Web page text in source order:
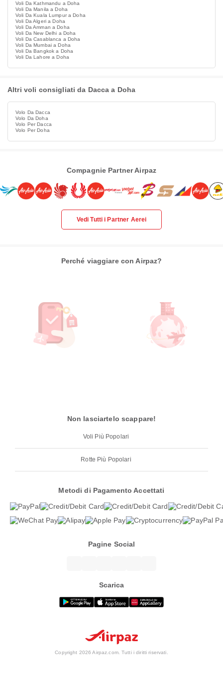
Voli Da Kathmandu a Doha
Voli Da Manila a Doha
Voli Da Kuala Lumpur a Doha
Voli Da Algeri a Doha
Voli Da Amman a Doha
Voli Da New Delhi a Doha
Voli Da Casablanca a Doha
Voli Da Mumbai a Doha
Voli Da Bangkok a Doha
Voli Da Lahore a Doha
Altri voli consigliati da Dacca a Doha
Volo Da Dacca
Volo Da Doha
Volo Per Dacca
Volo Per Doha
Compagnie Partner Airpaz
Vedi Tutti i Partner Aerei
Perché viaggiare con Airpaz?
Non lasciartelo scappare!
Voli Più Popolari
Rotte Più Popolari
Metodi di Pagamento Accettati
Pagine Social
Scarica
Copyright 2026 Airpaz.com. Tutti i diritti riservati.